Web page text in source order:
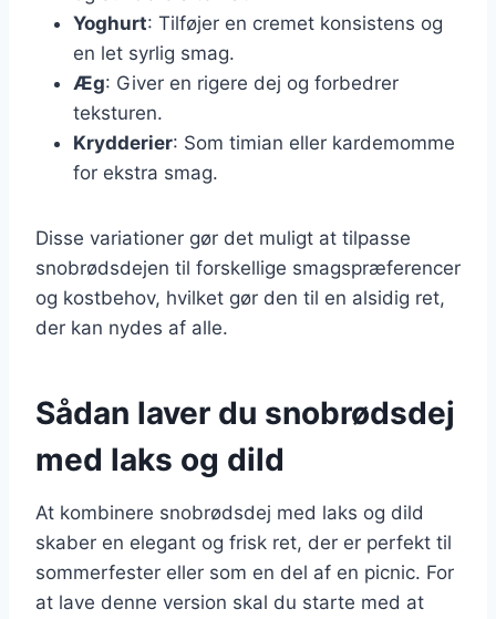
Yoghurt: Tilføjer en cremet konsistens og
en let syrlig smag.
Æg: Giver en rigere dej og forbedrer
teksturen.
Krydderier: Som timian eller kardemomme
for ekstra smag.
Disse variationer gør det muligt at tilpasse
snobrødsdejen til forskellige smagspræferencer
og kostbehov, hvilket gør den til en alsidig ret,
der kan nydes af alle.
Sådan laver du snobrødsdej
med laks og dild
At kombinere snobrødsdej med laks og dild
skaber en elegant og frisk ret, der er perfekt til
sommerfester eller som en del af en picnic. For
at lave denne version skal du starte med at